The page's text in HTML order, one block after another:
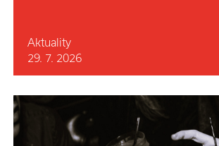
Aktuality
29. 7. 2026